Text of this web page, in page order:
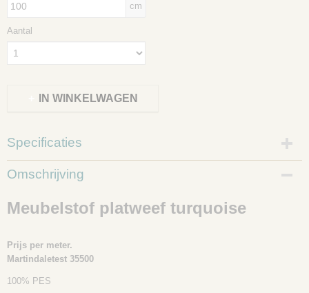
cm
Aantal
IN WINKELWAGEN
Specificaties
Productcode
118015
Omschrijving
Meubelstof platweef turquoise
Prijs per meter.
Martindaletest 35500
100% PES